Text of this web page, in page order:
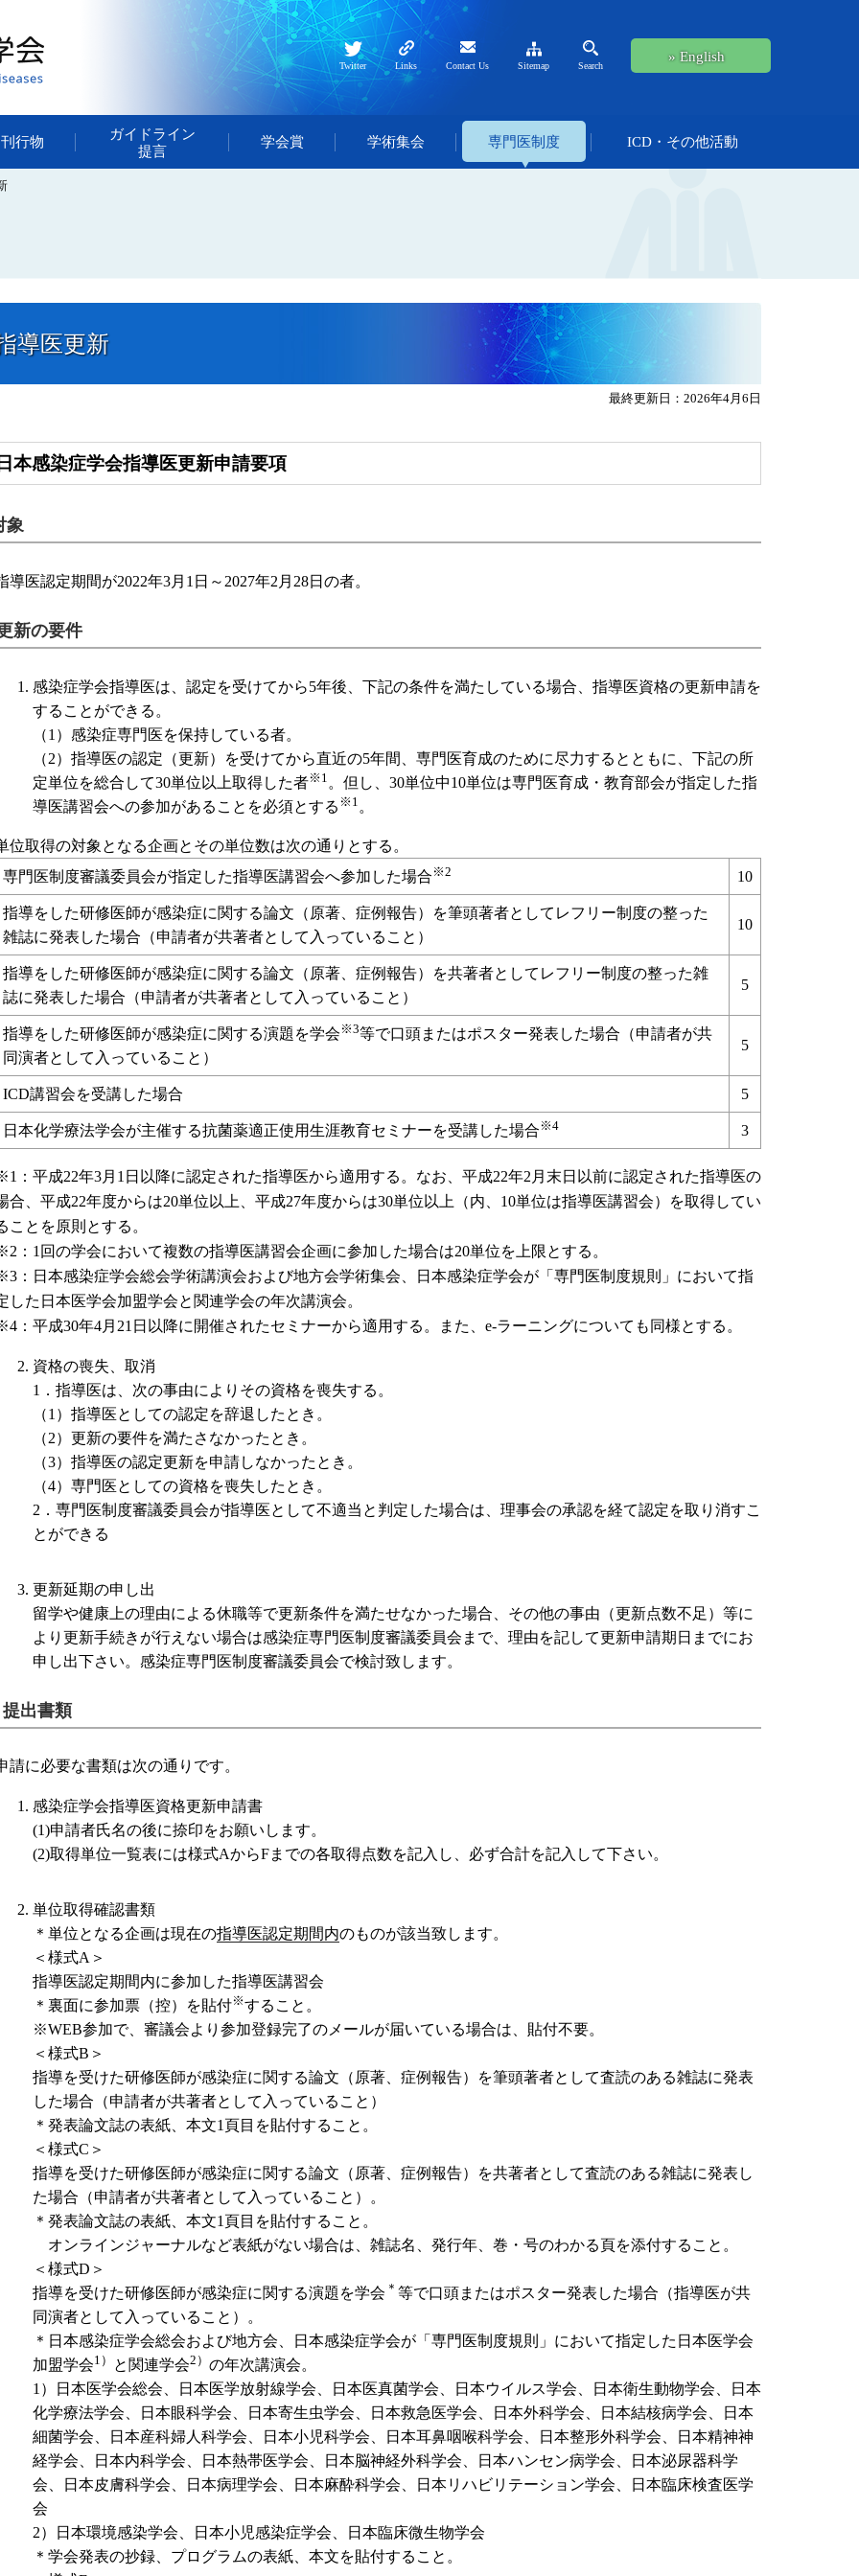
» English
Twitter Links Contact Us Sitemap Search
行物
ガイドライン
提言
学会賞 学術集会 専門医制度 ICD・その他活動
導医更新
最終更新日：2026年4月6日
本感染症学会指導医更新申請要項
象
導医認定期間が2022年3月1日～2027年2月28日の者。
新の要件
感染症学会指導医は、認定を受けてから5年後、下記の条件を満たしている場合、指導医資格の更新申請を
することができる。
（1）感染症専門医を保持している者。
（2）指導医の認定（更新）を受けてから直近の5年間、専門医育成のために尽力するとともに、下記の所
定単位を総合して30単位以上取得した者※1 。但し、30単位中10単位は専門医育成・教育部会が指定した指
導医講習会への参加があることを必須とする ※1 。
位取得の対象となる企画とその単位数は次の通りとする。
専門医制度審議委員会が指定した指導医講習会へ参加した場合 ※2 10
指導をした研修医師が感染症に関する論文（原著、症例報告）を筆頭著者としてレフリー制度の整った
雑誌に発表した場合（申請者が共著者として入っていること）
10
指導をした研修医師が感染症に関する論文（原著、症例報告）を共著者としてレフリー制度の整った雑
誌に発表した場合（申請者が共著者として入っていること）
5
指導をした研修医師が感染症に関する演題を学会 ※3等で口頭またはポスター発表した場合（申請者が共
同演者として入っていること）
5
ICD講習会を受講した場合 5
日本化学療法学会が主催する抗菌薬適正使用生涯教育セミナーを受講した場合 ※4 3
：平成22年3月1日以降に認定された指導医から適用する。なお、平成22年2月末日以前に認定された指導医の
合、平成22年度からは20単位以上、平成27年度からは30単位以上（内、10単位は指導医講習会）を取得してい
ことを原則とする。
：1回の学会において複数の指導医講習会企画に参加した場合は20単位を上限とする。
：日本感染症学会総会学術講演会および地方会学術集会、日本感染症学会が「専門医制度規則」において指
した日本医学会加盟学会と関連学会の年次講演会。
：平成30年4月21日以降に開催されたセミナーから適用する。また、e-ラーニングについても同様とする。
資格の喪失、取消
1．指導医は、次の事由によりその資格を喪失する。
（1）指導医としての認定を辞退したとき。
（2）更新の要件を満たさなかったとき。
（3）指導医の認定更新を申請しなかったとき。
（4）専門医としての資格を喪失したとき。
2．専門医制度審議委員会が指導医として不適当と判定した場合は、理事会の承認を経て認定を取り消すこ
とができる
更新延期の申し出
留学や健康上の理由による休職等で更新条件を満たせなかった場合、その他の事由（更新点数不足）等に
より更新手続きが行えない場合は感染症専門医制度審議委員会まで、理由を記して更新申請期日までにお
申し出下さい。感染症専門医制度審議委員会で検討致します。
出書類
請に必要な書類は次の通りです。
感染症学会指導医資格更新申請書
(1)申請者氏名の後に捺印をお願いします。
(2)取得単位一覧表には様式AからFまでの各取得点数を記入し、必ず合計を記入して下さい。
単位取得確認書類
＊単位となる企画は現在の指導医認定期間内のものが該当致します。
＜様式A＞
指導医認定期間内に参加した指導医講習会
＊裏面に参加票（控）を貼付※すること。
※WEB参加で、審議会より参加登録完了のメールが届いている場合は、貼付不要。
＜様式B＞
指導を受けた研修医師が感染症に関する論文（原著、症例報告）を筆頭著者として査読のある雑誌に発表
した場合（申請者が共著者として入っていること）
＊発表論文誌の表紙、本文1頁目を貼付すること。
＜様式C＞
指導を受けた研修医師が感染症に関する論文（原著、症例報告）を共著者として査読のある雑誌に発表し
た場合（申請者が共著者として入っていること）。
＊発表論文誌の表紙、本文1頁目を貼付すること。
オンラインジャーナルなど表紙がない場合は、雑誌名、発行年、巻・号のわかる頁を添付すること。
＜様式D＞
指導を受けた研修医師が感染症に関する演題を学会 ＊ 等で口頭またはポスター発表した場合（指導医が共
同演者として入っていること）。
＊日本感染症学会総会および地方会、日本感染症学会が「専門医制度規則」において指定した日本医学会
加盟学会1） と関連学会2） の年次講演会。
1）日本医学会総会、日本医学放射線学会、日本医真菌学会、日本ウイルス学会、日本衛生動物学会、日本
化学療法学会、日本眼科学会、日本寄生虫学会、日本救急医学会、日本外科学会、日本結核病学会、日本
細菌学会、日本産科婦人科学会、日本小児科学会、日本耳鼻咽喉科学会、日本整形外科学会、日本精神神
経学会、日本内科学会、日本熱帯医学会、日本脳神経外科学会、日本ハンセン病学会、日本泌尿器科学
会、日本皮膚科学会、日本病理学会、日本麻酔科学会、日本リハビリテーション学会、日本臨床検査医学
会
2）日本環境感染学会、日本小児感染症学会、日本臨床微生物学会
＊学会発表の抄録、プログラムの表紙、本文を貼付すること。